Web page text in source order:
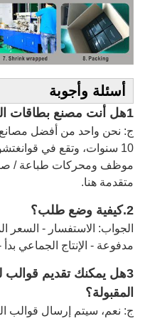
أسئلة وأجوبة
1هل أنت مصنع بطاقات اللعب أم شركة تجارية؟
ج: نحن واحد من أفضل مصانع
موظف ومحركات طباعة /
متقدمة هنا.
2. كيفية وضع طلب؟
الجواب: الاستفسار - السعر
مدفوعة - الإنتاج الجماعي
3هل يمكنك تقديم قوالب
المقبولة؟
ج: نعم، سيتم إرسال قوالب